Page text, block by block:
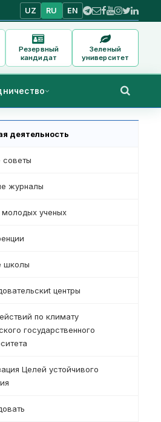
UZ RU EN
Резервный
кандидат
Зеленый
университет
деятельность
советы
журналы
ученых
школы
центры
по климату
государственного
Целей устойчивого